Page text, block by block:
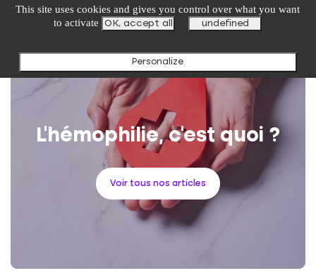
L’hémophilie, c’est quoi ?
Voir tous nos articles
undefined
This site uses cookies and gives you control over what you want
to activate
OK, accept all undefined
Personalize